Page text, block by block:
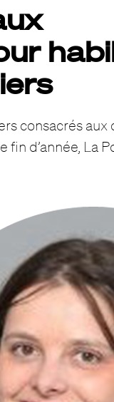
consacrés aux
d’année, La